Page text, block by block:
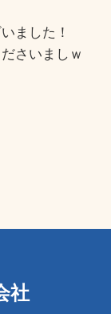
ました！
さいましｗ
社